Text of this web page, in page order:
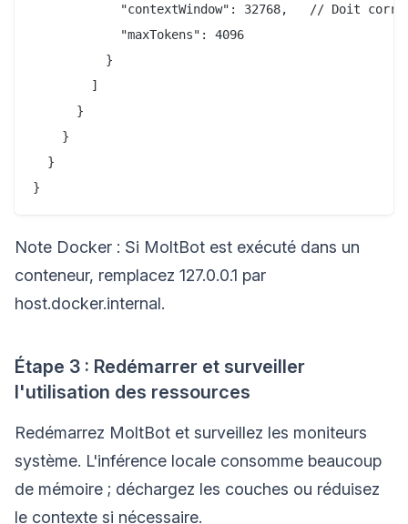
"contextWindow": 32768,   // Doit
            "maxTokens": 4096
          }
        ]
      }
    }
  }
Note Docker : Si MoltBot est exécuté dans un
conteneur, remplacez 127.0.0.1 par
host.docker.internal.
Étape 3 : Redémarrer et surveiller
l'utilisation des ressources
Redémarrez MoltBot et surveillez les moniteurs
système. L'inférence locale consomme beaucoup
de mémoire ; déchargez les couches ou réduisez
le contexte si nécessaire.